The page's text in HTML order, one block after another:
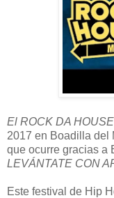
El ROCK DA HOUSE
2017 en Boadilla del
que ocurre gracias a
LEVÁNTATE CON
Este festival de Hip